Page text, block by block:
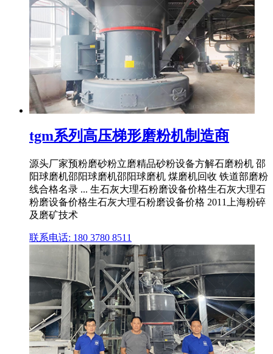
tgm系列高压梯形磨粉机制造商
源头厂家预粉磨砂粉立磨精品砂粉设备方解石磨粉机 邵
阳球磨机邵阳球磨机邵阳球磨机 煤磨机回收 铁道部磨粉
线合格名录 ... 生石灰大理石粉磨设备价格生石灰大理石
粉磨设备价格生石灰大理石粉磨设备价格 2011上海粉碎
及磨矿技术
联系电话: 180 3780 8511